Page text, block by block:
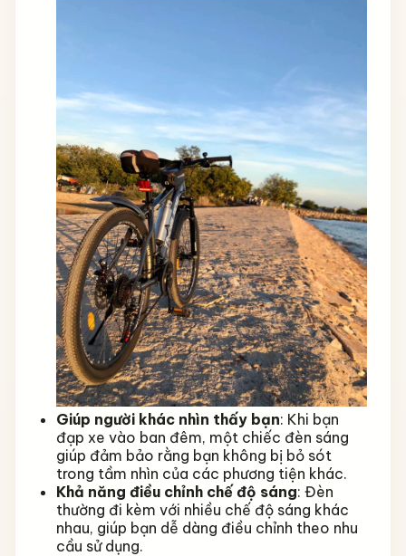
Giúp người khác nhìn thấy bạn: Khi bạn
đạp xe vào ban đêm, một chiếc đèn sáng
giúp đảm bảo rằng bạn không bị bỏ sót
trong tầm nhìn của các phương tiện khác.
Khả năng điều chỉnh chế độ sáng: Đèn
thường đi kèm với nhiều chế độ sáng khác
nhau, giúp bạn dễ dàng điều chỉnh theo nhu
cầu sử dụng.